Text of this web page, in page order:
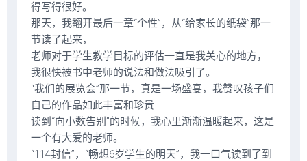
得写得很好。
那天，我翻开最后一章“个性”，从“给家长的纸袋”那一
节读了起来，
老师对于学生教学目标的评估一直是我关心的地方，
我很快被书中老师的说法和做法吸引了。
“我们的展览会”那一节，真是一场盛宴，我赞叹孩子们
自己的作品如此丰富和珍贵
读到“向小数告别”的时候，我心里渐渐温暖起来，这是
一个有大爱的老师。
“114封信”，“畅想6岁学生的明天”，我一口气读到了到